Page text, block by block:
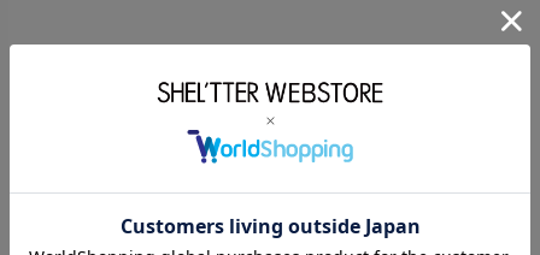
閲覧中カテゴリーのランキング
TOPICS